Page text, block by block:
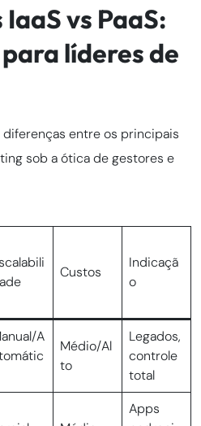
vs PaaS:
líderes de
diferenças entre os principais
sob a ótica de gestores e
Custos
Indicaçã
o
A
Médio/Al
to
Legados,
controle
total
Apps